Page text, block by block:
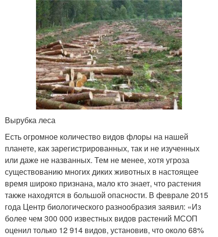
Вырубка леса
Есть огромное количество видов флоры на нашей
планете, как зарегистрированных, так и не изученных
или даже не названных. Тем не менее, хотя угроза
существованию многих диких животных в настоящее
время широко признана, мало кто знает, что растения
также находятся в большой опасности. В феврале 2015
года Центр биологического разнообразия заявил: «Из
более чем 300 000 известных видов растений МСОП
оценил только 12 914 видов, установив, что около 68%